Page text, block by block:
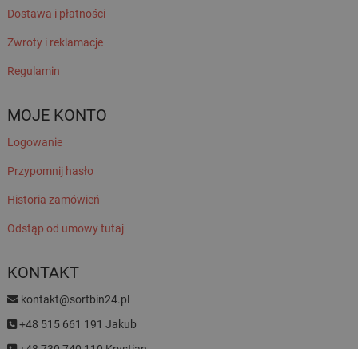
Dostawa i płatności
Zwroty i reklamacje
Regulamin
MOJE KONTO
Logowanie
Przypomnij hasło
Historia zamówień
Odstąp od umowy tutaj
KONTAKT
kontakt@sortbin24.pl
+48 515 661 191 Jakub